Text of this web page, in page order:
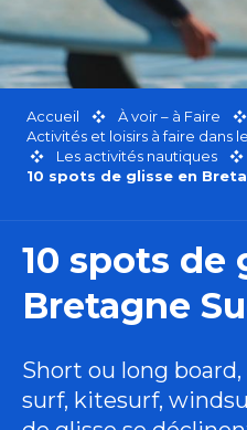
Accueil
À voir – à Faire
Activités et loisirs à faire dans
Les activités nautiques
10 spots de glisse en
10 spots de
Bretagne
Short ou long board,
surf, kitesurf,